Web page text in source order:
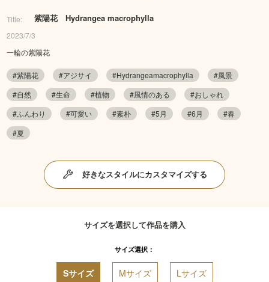
Title: 紫陽花 Hydrangea macrophylla
2023/7/3
一輪の紫陽花
#紫陽花 #アジサイ #Hydrangeamacrophylla
#風景
#自然
#生命 #植物 #風情のある
#おしゃれ
#ふんわり
#可愛い #素朴 #5月 #6月
#春
#夏
好きなスタイルにカスタマイズする
サイズを選択して作品を購入
サイズ選択：
Sサイズ Mサイズ Lサイズ